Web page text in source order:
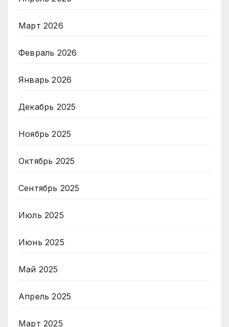
Март 2026
Февраль 2026
Январь 2026
Декабрь 2025
Ноябрь 2025
Октябрь 2025
Сентябрь 2025
Июль 2025
Июнь 2025
Май 2025
Апрель 2025
Март 2025